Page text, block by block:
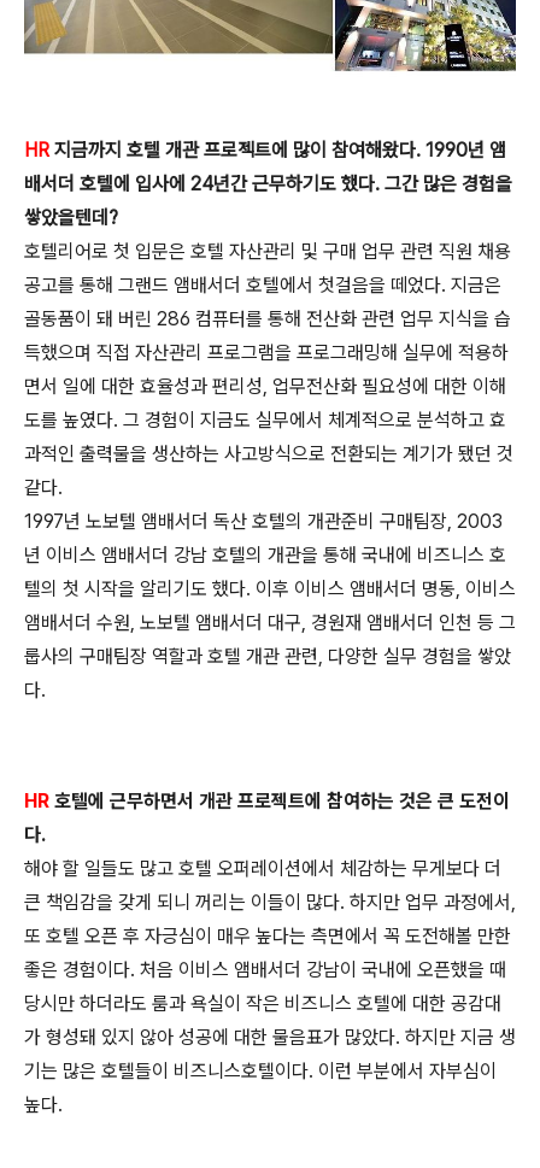
HR지금까지 호텔 개관 프로젝트에 많이 참여해왔다. 1990년 앰
배서더 호텔에 입사에 24년간 근무하기도 했다. 그간 많은 경험을
쌓았을텐데?
호텔리어로 첫 입문은 호텔 자산관리 및 구매 업무 관련 직원 채용
공고를 통해 그랜드 앰배서더 호텔에서 첫걸음을 떼었다. 지금은
골동품이 돼 버린 286 컴퓨터를 통해 전산화 관련 업무 지식을 습
득했으며 직접 자산관리 프로그램을 프로그래밍해 실무에 적용하
면서 일에 대한 효율성과 편리성, 업무전산화 필요성에 대한 이해
도를 높였다. 그 경험이 지금도 실무에서 체계적으로 분석하고 효
과적인 출력물을 생산하는 사고방식으로 전환되는 계기가 됐던 것
같다.
1997년 노보텔 앰배서더 독산 호텔의 개관준비 구매팀장, 2003
년 이비스 앰배서더 강남 호텔의 개관을 통해 국내에 비즈니스 호
텔의 첫 시작을 알리기도 했다. 이후 이비스 앰배서더 명동, 이비스
앰배서더 수원, 노보텔 앰배서더 대구, 경원재 앰배서더 인천 등 그
룹사의 구매팀장 역할과 호텔 개관 관련, 다양한 실무 경험을 쌓았
다.
HR 호텔에 근무하면서 개관 프로젝트에 참여하는 것은 큰 도전이
다.
해야 할 일들도 많고 호텔 오퍼레이션에서 체감하는 무게보다 더
큰 책임감을 갖게 되니 꺼리는 이들이 많다. 하지만 업무 과정에서,
또 호텔 오픈 후 자긍심이 매우 높다는 측면에서 꼭 도전해볼 만한
좋은 경험이다. 처음 이비스 앰배서더 강남이 국내에 오픈했을 때
당시만 하더라도 룸과 욕실이 작은 비즈니스 호텔에 대한 공감대
가 형성돼 있지 않아 성공에 대한 물음표가 많았다. 하지만 지금 생
기는 많은 호텔들이 비즈니스호텔이다. 이런 부분에서 자부심이
높다.